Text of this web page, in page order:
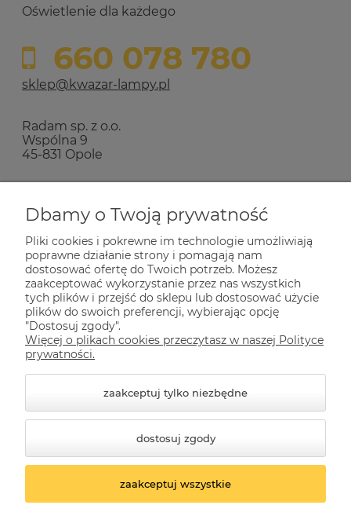
Oświetlenie dla każdego
660 078 780
sklep@kwazar-lampy.pl
Radam sp. z o.o.
Wspólna 9
45-831 Opole
Zakupy
Pomoc
Dla Ciebie
Informacje
© 2026 kwazar-lampy.pl. Wszelkie prawa zastrzeżone.
Dbamy o Twoją prywatność
Pliki cookies i pokrewne im technologie umożliwiają
poprawne działanie strony i pomagają nam
dostosować ofertę do Twoich potrzeb. Możesz
zaakceptować wykorzystanie przez nas wszystkich
tych plików i przejść do sklepu lub dostosować użycie
plików do swoich preferencji, wybierając opcję
"Dostosuj zgody".
Więcej o plikach cookies przeczytasz w naszej Polityce
prywatności.
zaakceptuj tylko niezbędne
dostosuj zgody
zaakceptuj wszystkie